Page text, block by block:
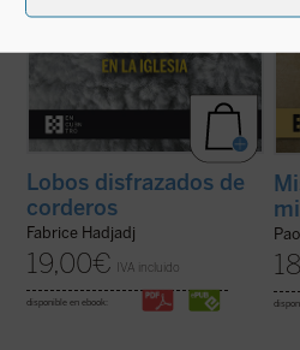
Lobos disfrazados de
corderos
Fabrice Hadjadj
19,00€ IVA incluido
disponible en ebook: